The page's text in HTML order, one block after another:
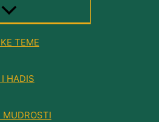
MENU
TOGGLE
TEME
HADIS
MUDROSTI